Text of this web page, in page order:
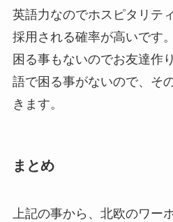
英語力なのでホスピタリテ
採用される確率が高いです
困る事もないのでお友達作
語で困る事がないので、そ
きます。
まとめ
上記の事から、北欧のワー